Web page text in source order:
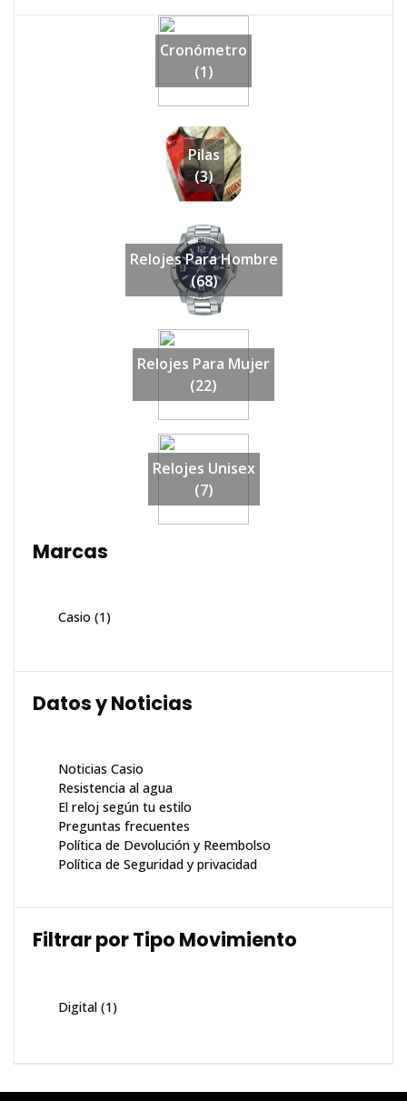
Cronómetro
(1)
Pilas
(3)
Relojes Para Hombre
(68)
Relojes Para Mujer
(22)
Relojes Unisex
(7)
Marcas
Casio (1)
Datos y Noticias
Noticias Casio
Resistencia al agua
El reloj según tu estilo
Preguntas frecuentes
Política de Devolución y Reembolso
Política de Seguridad y privacidad
Filtrar por Tipo Movimiento
Digital (1)